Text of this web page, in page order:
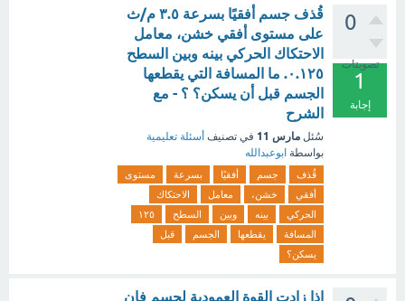
0
تصويتات
1
إجابة
قُذف جسم أفقيًا بسرعة ٣.٥ م/ث
على مستوى أفقي خشن، معامل
الاحتكاك الحركي بينه وبين السطح
٠.١٢٥. ما المسافة التي يقطعها
الجسم قبل أن يسكن؟ ؟ - مع
الشرح
سُئل مارس 11 في تصنيف أسئلة تعليمية
بواسطة ابوعبدالله
قُذف جسم أفقيًا بسرعة
مستوى
أفقي
خشن، معامل
الاحتكاك
الحركي
بينه وبين السطح
١٢٥
المسافة
يقطعها الجسم
قبل
يسكن؟
إذا زادت القوة العمودية لجسم فإن